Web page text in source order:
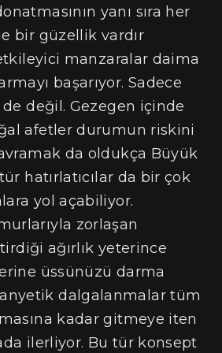
yanı sıra her
bir güzellik vardır
manzaralar daima
başarıyor. Sadece
değil. Gezegen içinde
afetler durumun riskini
da oldukça Büyük
hatırlatıcılar da bir çok
yol açabiliyor.
zorlaşan
ağırlık yeterince
üssünüzü darma
dalgalanmalar tüm
kadar gitmeye iten
ilerliyor. Bu tür konsept